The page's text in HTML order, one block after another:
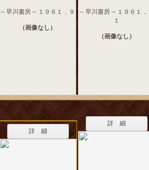
-- 早川書房 -- １９６１．９
（画像なし）
-- 早川書房 -- １９６１．
１
（画像なし）
詳 細
詳 細